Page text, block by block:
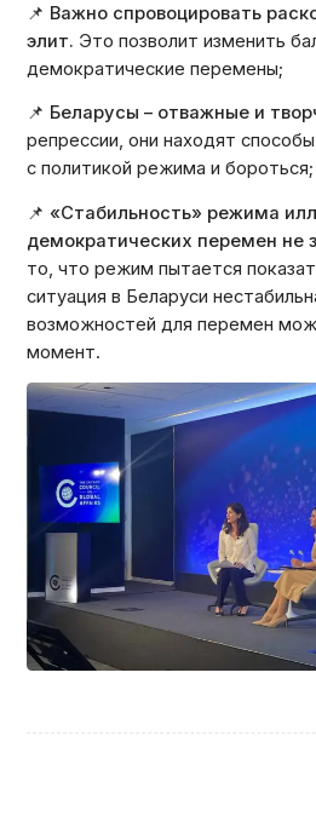
📌 Важно спровоцировать
элит. Это позволит изменить
демократические перемены;
📌 Беларусы – отважные и
репрессии, они находят
с политикой режима и бороться;
📌«Стабильность» режима
демократических перемен не
то, что режим пытается
ситуация в Беларуси
возможностей для перемен
момент.